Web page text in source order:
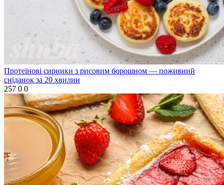
Протеїнові сирники з рисовим борошном — поживний
сніданок за 20 хвилин
257 0 0